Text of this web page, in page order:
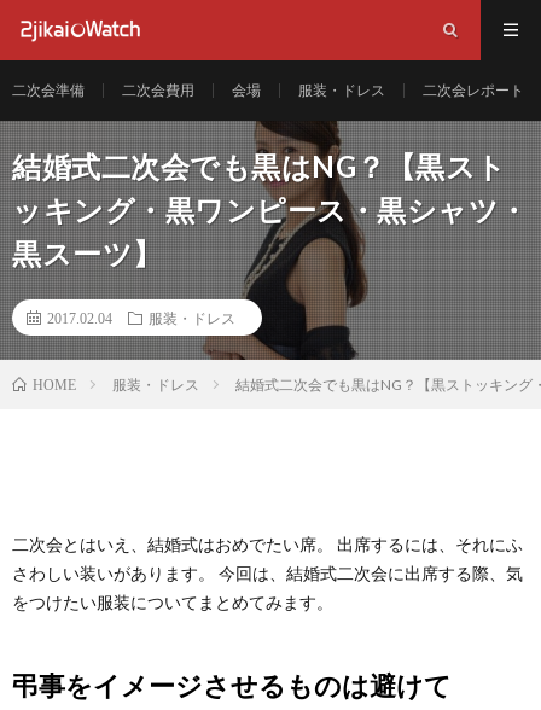
二次会準備 二次会費用 会場 服装・ドレス 二次会レポート
結婚式二次会でも黒はNG？【黒スト
ッキング・黒ワンピース・黒シャツ・
黒スーツ】
2017.02.04 服装・ドレス
HOME 服装・ドレス 結婚式二次会でも黒はNG？【黒ストッキン
二次会とはいえ、結婚式はおめでたい席。 出席するには、それにふ
さわしい装いがあります。 今回は、結婚式二次会に出席する際、気
をつけたい服装についてまとめてみます。
弔事をイメージさせるものは避けて